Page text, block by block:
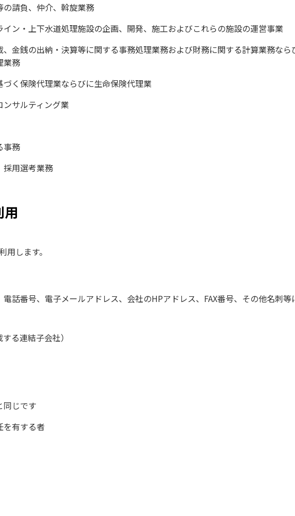
請負、仲介、斡旋業務
ン・上下水道処理施設の企画、開発、施工およびこれらの施設の運営事業
金銭の出納・決算等に関する事務処理業務および財務に関する計算業務な
業務
く保険代理業ならびに生命保険代理業
サルティング業
事務
採用選考業務
用
します。
話番号、電子メールアドレス、会社のHPアドレス、FAX番号、その他名刺
る連結子会社）
同じです
を有する者